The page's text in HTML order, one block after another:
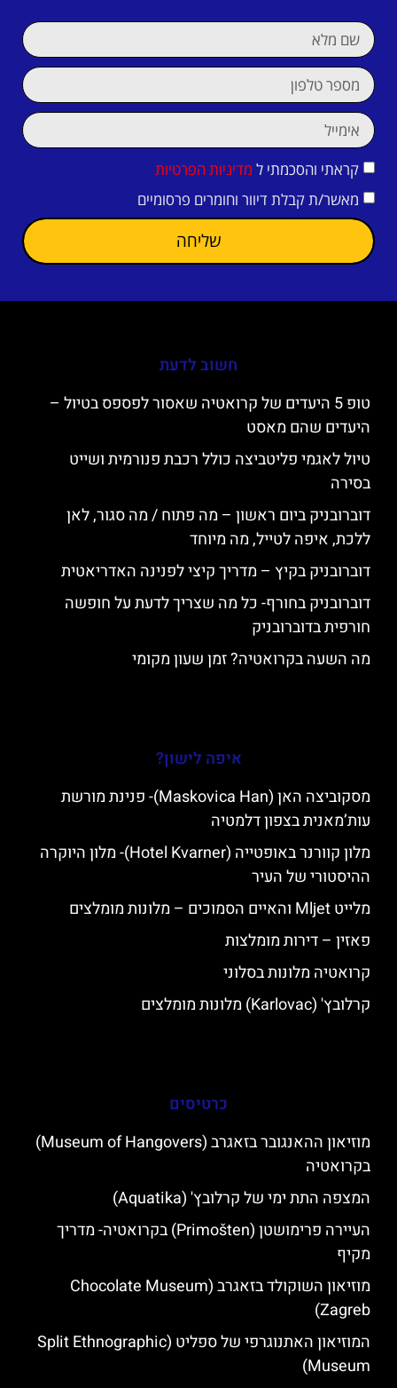
קראתי והסכמתי ל מדיניות הפרטיות
מאשר/ת קבלת דיוור וחומרים פרסומיים
שליחה
חשוב לדעת
טופ 5 היעדים של קרואטיה שאסור לפספס בטיול –
היעדים שהם מאסט
טיול לאגמי פליטביצה כולל רכבת פנורמית ושייט
בסירה
דוברובניק ביום ראשון – מה פתוח / מה סגור, לאן
ללכת, איפה לטייל, מה מיוחד
דוברובניק בקיץ – מדריך קיצי לפנינה האדריאטית
דוברובניק בחורף- כל מה שצריך לדעת על חופשה
חורפית בדוברובניק
מה השעה בקרואטיה? זמן שעון מקומי
איפה לישון?
מסקוביצה האן (Maskovica Han)- פנינת מורשת
עות’מאנית בצפון דלמטיה
מלון קוורנר באופטייה (Hotel Kvarner)- מלון היוקרה
ההיסטורי של העיר
מלייט Mljet והאיים הסמוכים – מלונות מומלצים
פאזין – דירות מומלצות
קרואטיה מלונות בסלוני
קרלובץ' (Karlovac) מלונות מומלצים
כרטיסים
מוזיאון ההאנגובר בזאגרב (Museum of Hangovers)
בקרואטיה
המצפה התת ימי של קרלובץ' (Aquatika)
העיירה פרימושטן (Primošten) בקרואטיה- מדריך
מקיף
מוזיאון השוקולד בזאגרב (Chocolate Museum
Zagreb)
המוזיאון האתנוגרפי של ספליט (Split Ethnographic
Museum)